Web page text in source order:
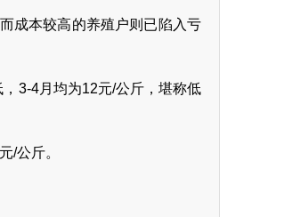
成本较高的养殖户则已陷入亏
3-4月均为12元/公斤，堪称低
/公斤。